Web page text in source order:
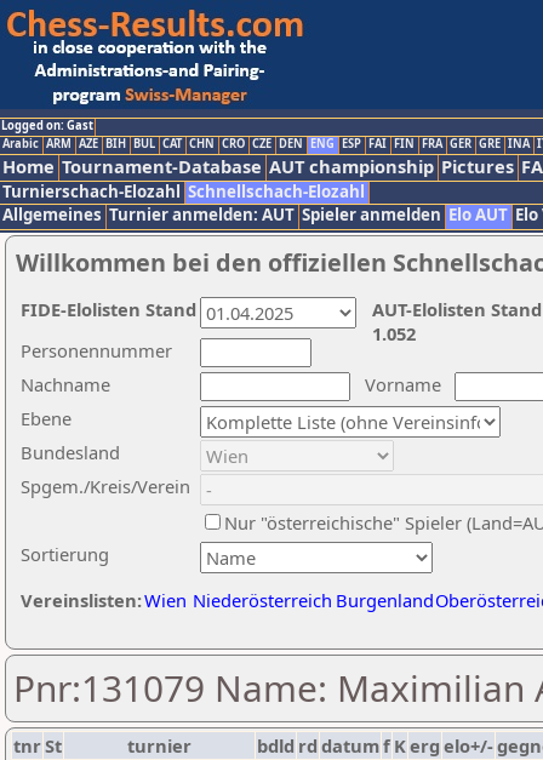
Logged on: Gast
Arabic ARM AZE BIH BUL CAT CHN CRO CZE DEN ENG ESP FAI FIN FRA GER GRE INA
Home Tournament-Database AUT championship Pictures
Turnierschach-Elozahl Schnellschach-Elozahl
Allgemeines Turnier anmelden: AUT Spieler anmelden Elo AUT
Willkommen bei den offiziellen
Nachname
Vorname
Ebene
Sortierung
Personennummer
Bundesland
Spgem./Kreis/Verein
Nur "österreichische" Spieler
Vereinslisten:Wien Niederösterreich Burgenland
AUT-Elolisten
1.052
FIDE-Elolisten Stand
Pnr:131079 Name: Maximilian
tnrSt turnier bdld rd datumf Kerg elo+/-